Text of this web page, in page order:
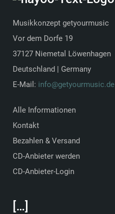
Musikkonzept getyourmusic
Vor dem Dorfe 19
37127 Niemetal Löwenhagen
Deutschland | Germany
E-Mail: info@getyourmusic.de
Alle Informationen
Kontakt
Bezahlen & Versand
CD-Anbieter werden
CD-Anbieter-Login
[…]